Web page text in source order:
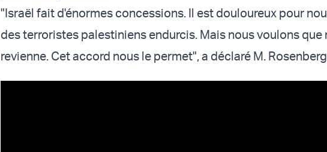
"Israël fait d'énormes concessions. Il est douloureux pour
des terroristes palestiniens endurcis. Mais nous voulons que
revienne. Cet accord nous le permet", a déclaré M.